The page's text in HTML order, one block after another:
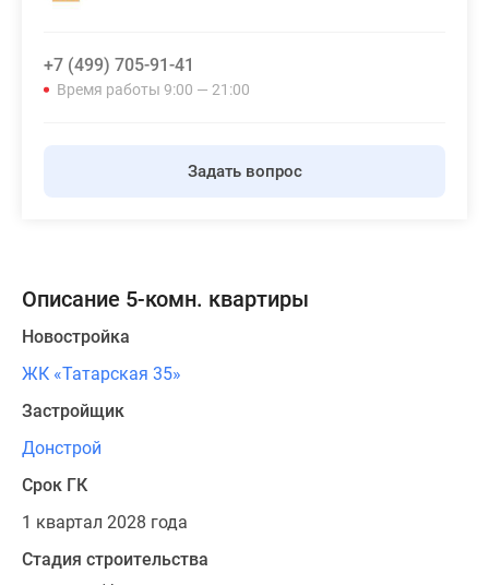
+7 (499) 705-91-41
Время работы 9:00 — 21:00
Задать вопрос
Описание 5-комн. квартиры
Новостройка
ЖК «Татарская 35»
Застройщик
Донстрой
Срок ГК
1 квартал 2028 года
Стадия строительства